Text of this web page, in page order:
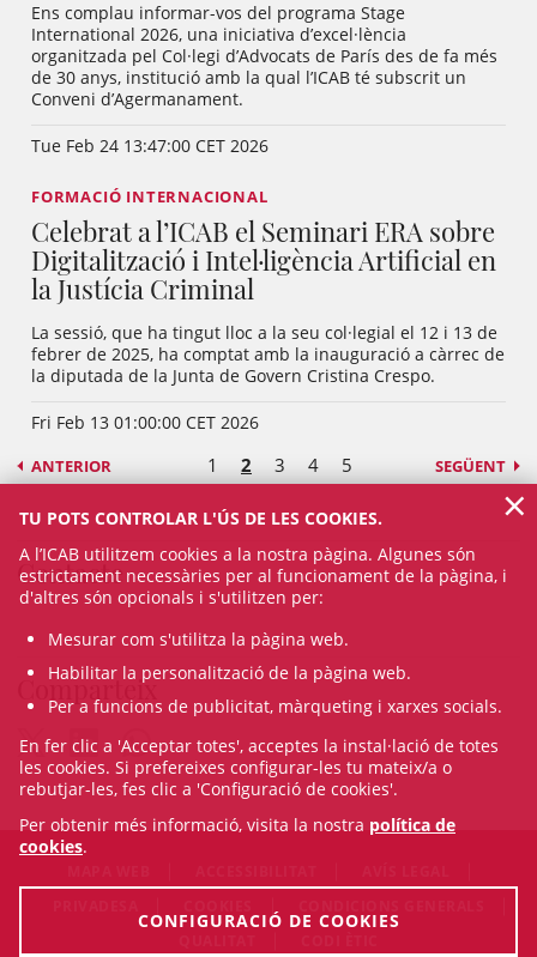
Ens complau informar-vos del programa Stage
International 2026, una iniciativa d’excel·lència
organitzada pel Col·legi d’Advocats de París des de fa més
de 30 anys, institució amb la qual l’ICAB té subscrit un
Conveni d’Agermanament.
Tue Feb 24 13:47:00 CET 2026
FORMACIÓ INTERNACIONAL
Celebrat a l’ICAB el Seminari ERA sobre
Digitalització i Intel·ligència Artificial en
la Justícia Criminal
La sessió, que ha tingut lloc a la seu col·legial el 12 i 13 de
febrer de 2025, ha comptat amb la inauguració a càrrec de
la diputada de la Junta de Govern Cristina Crespo.
Fri Feb 13 01:00:00 CET 2026
ANTERIOR 1 2 3 4 5 SEGÜENT
Contacte
Comparteix
TU POTS CONTROLAR L'ÚS DE LES COOKIES.
A l’ICAB utilitzem cookies a la nostra pàgina. Algunes són
estrictament necessàries per al funcionament de la pàgina, i
d'altres són opcionals i s'utilitzen per:
Mesurar com s'utilitza la pàgina web.
Habilitar la personalització de la pàgina web.
Per a funcions de publicitat, màrqueting i xarxes socials.
En fer clic a 'Acceptar totes', acceptes la instal·lació de totes
les cookies. Si prefereixes configurar-les tu mateix/a o
rebutjar-les, fes clic a 'Configuració de cookies'.
Per obtenir més informació, visita la nostra política de
cookies.
CONFIGURACIÓ DE COOKIES
×